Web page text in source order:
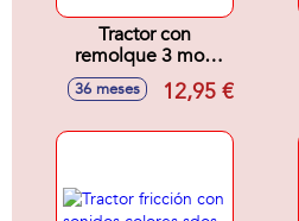
Tractor con
remolque 3 mod
sdos 52x9x7,5cm
36 meses 12,95 €